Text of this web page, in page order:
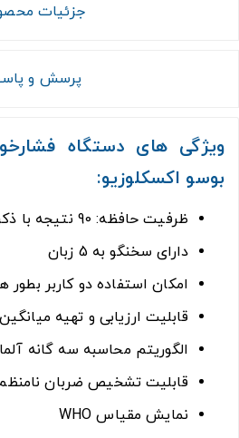
جزئیات
پرسش و
ویژگی های دستگاه
بوسو اکسکلوزیو:
ظرفیت حافظه: 90 نتیجه با ذکر ساعت و تاریخ
دارای سخنگو به 5 زبان
امکان استفاده دو کاربر
قابلیت ارزیابی و تهیه میانگین 3
الگوریتم محاسبه سه گانه
قابلیت تشخیص ضربان
نمایش مقیاس WHO